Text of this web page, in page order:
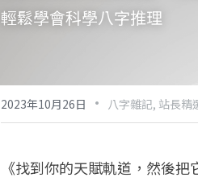
輕鬆學會科學八字推理
2023年10月26日 · 八字雜記, 站長精
《找到你的天賦軌道，然後把